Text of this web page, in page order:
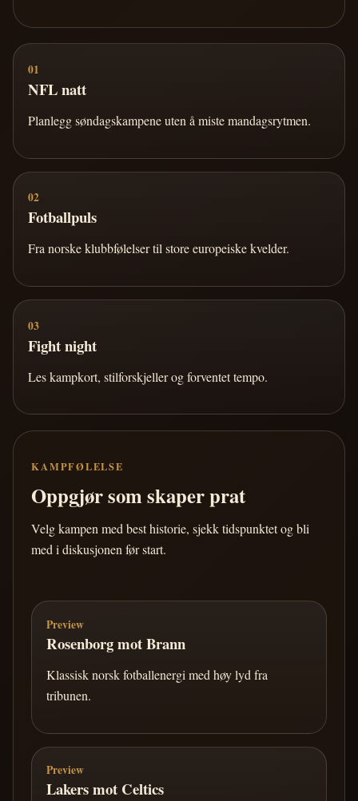
01
NFL natt
Planlegg søndagskampene uten å miste mandagsrytmen.
02
Fotballpuls
Fra norske klubbfølelser til store europeiske kvelder.
03
Fight night
Les kampkort, stilforskjeller og forventet tempo.
KAMPFØLELSE
Oppgjør som skaper prat
Velg kampen med best historie, sjekk tidspunktet og bli
med i diskusjonen før start.
Preview
Rosenborg mot Brann
Klassisk norsk fotballenergi med høy lyd fra
tribunen.
Preview
Lakers mot Celtics